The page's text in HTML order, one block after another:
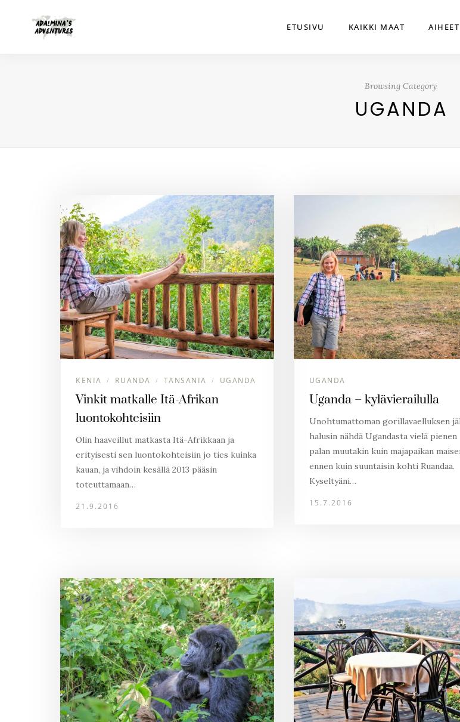
ETUSIVU KAIKKI MAAT AIHEET
Browsing Category
UGANDA
KENIA / RUANDA / TANSANIA / UGANDA
Vinkit matkalle Itä-Afrikan
luontokohteisiin
Olin haaveillut matkasta Itä-Afrikkaan ja
erityisesti sen luontokohteisiin jo ties kuinka
kauan, ja vihdoin kesällä 2013 pääsin
toteuttamaan…
21.9.2016
UGANDA
Uganda – kylävierailulla
Unohtumattoman gorillavaelluksen
halusin nähdä Ugandasta vielä pienen
palan muutakin kuin majapaikan
ennen kuin suuntaisin kohti Ruandaa.
Kyseltyäni…
15.7.2016